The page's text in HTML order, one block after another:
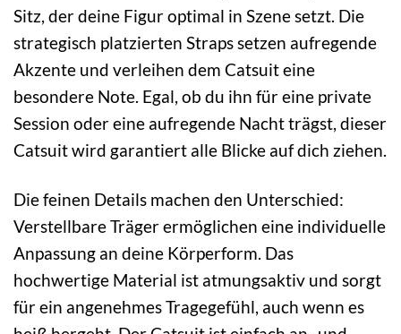
Sitz, der deine Figur optimal in Szene setzt. Die
strategisch platzierten Straps setzen aufregende
Akzente und verleihen dem Catsuit eine
besondere Note. Egal, ob du ihn für eine private
Session oder eine aufregende Nacht trägst, dieser
Catsuit wird garantiert alle Blicke auf dich ziehen.
Die feinen Details machen den Unterschied:
Verstellbare Träger ermöglichen eine individuelle
Anpassung an deine Körperform. Das
hochwertige Material ist atmungsaktiv und sorgt
für ein angenehmes Tragegefühl, auch wenn es